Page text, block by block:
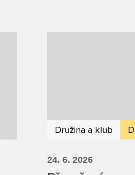
Družina a klub
24. 6. 2026